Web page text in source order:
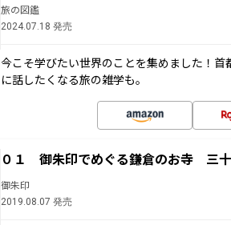
旅の図鑑
2024.07.18 発売
今こそ学びたい世界のことを集めました！
に話したくなる旅の雑学も。
０１ 御朱印でめぐる鎌倉のお寺 三
御朱印
2019.08.07 発売